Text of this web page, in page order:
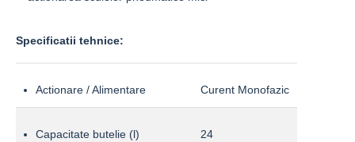
Specificatii tehnice:
Actionare / Alimentare Curent Monofazic
Capacitate butelie (l) 24